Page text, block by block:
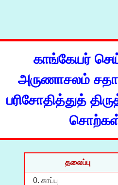
காங்கேயர்
அருணாசலம்
பரிசோதித்துத்
தலைப்பு
0. காப்பு